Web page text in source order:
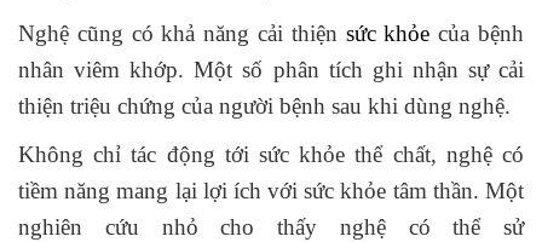
Nghệ cũng có khả năng cải thiện sức khỏe của bệnh
nhân viêm khớp. Một số phân tích ghi nhận sự cải
thiện triệu chứng của người bệnh sau khi dùng nghệ.
Không chỉ tác động tới sức khỏe thể chất, nghệ có
tiềm năng mang lại lợi ích với sức khỏe tâm thần. Một
nghiên cứu nhỏ cho thấy nghệ có thể sử